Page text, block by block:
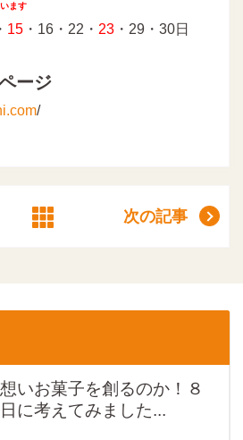
ます
15 ・16・22・ 23 ・29・30日
ージ
/
次の記事
いお菓子を創るのか！８
に考えてみました...